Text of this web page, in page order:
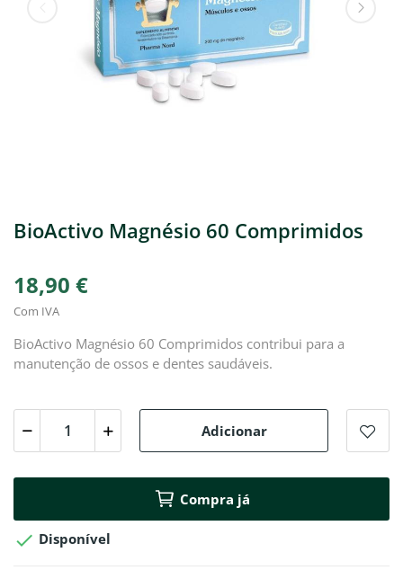
BioActivo Magnésio 60 Comprimidos
18,90 €
Com IVA
BioActivo Magnésio 60 Comprimidos contribui para a
manutenção de ossos e dentes saudáveis.
Adicionar
Compra já
 Disponível